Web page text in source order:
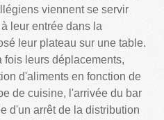
viennent se servir
leur entrée dans la
leur plateau sur une table.
fois leurs déplacements,
d'aliments en fonction de
de cuisine, l'arrivée du bar
d'un arrêt de la distribution